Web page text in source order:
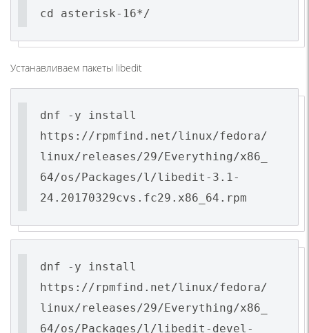
cd asterisk-16*/
Устанавливаем пакеты libedit
dnf -y install
https://rpmfind.net/linux/fedora/
linux/releases/29/Everything/x86_
64/os/Packages/l/libedit-3.1-
24.20170329cvs.fc29.x86_64.rpm
dnf -y install
https://rpmfind.net/linux/fedora/
linux/releases/29/Everything/x86_
64/os/Packages/l/libedit-devel-